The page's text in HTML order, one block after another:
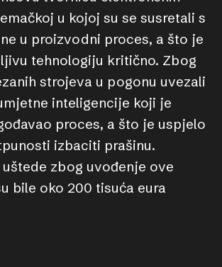
u kojoj su se susretali s
u proizvodni proces, a što je
tehnologiju kritično. Zbog
strojeva u pogonu uvezali
inteligencije koji je
proces, a što je uspjelo
izbaciti prašinu.
zbog uvođenje ove
bile oko 200 tisuća eura